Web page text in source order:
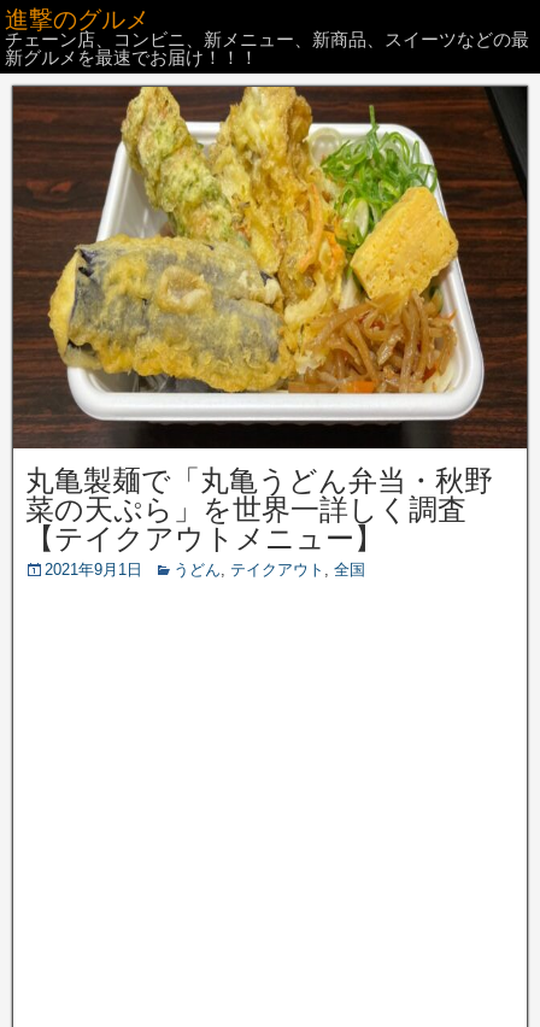
進撃のグルメ
チェーン店、コンビニ、新メニュー、新商品、スイーツなどの最
新グルメを最速でお届け！！！
丸亀製麺で「丸亀うどん弁当・秋野
菜の天ぷら」を世界一詳しく調査
【テイクアウトメニュー】
2021年9月1日 うどん, テイクアウト , 全国